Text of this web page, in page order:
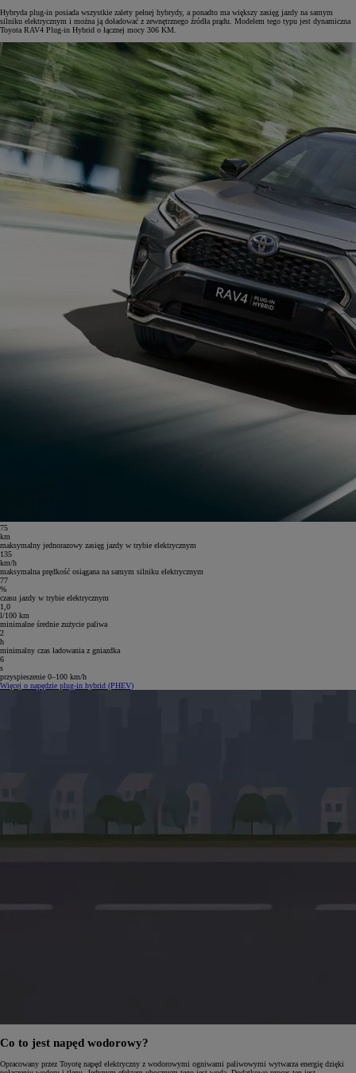
Hybryda plug-in posiada wszystkie zalety pełnej hybrydy, a ponadto ma większy zasięg jazdy na samym
silniku elektrycznym i można ją doładować z zewnętrznego źródła prądu. Modelem tego typu jest dynamiczna
Toyota RAV4 Plug-in Hybrid o łącznej mocy 306 KM.
75
km
maksymalny jednorazowy zasięg jazdy w trybie elektrycznym
135
km/h
maksymalna prędkość osiągana na samym silniku elektrycznym
77
%
czasu jazdy w trybie elektrycznym
1,0
l/100 km
minimalne średnie zużycie paliwa
2
h
minimalny czas ładowania z gniazdka
6
s
przyspieszenie 0–100 km/h
Więcej o napędzie plug-in hybrid (PHEV)
Co to jest napęd wodorowy?
Opracowany przez Toyotę napęd elektryczny z wodorowymi ogniwami paliwowymi wytwarza energię dzięki